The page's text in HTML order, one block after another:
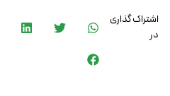
اشتراک گذاری
در